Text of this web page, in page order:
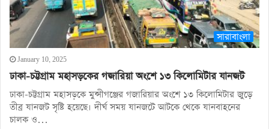
সারাবাংলা
January 10, 2025
ঢাকা-চট্টগ্রাম মহাসড়কের গজারিয়া অংশে ১৩ কিলোমিটার যানজট
ঢাকা-চট্টগ্রাম মহাসড়কে মুন্সীগঞ্জের গজারিয়ার অংশে ১৩ কিলোমিটার জুড়ে
তীব্র যানজট সৃষ্টি হয়েছে। দীর্ঘ সময় যানজটে আটকে থেকে যানবাহনের
চালক ও…